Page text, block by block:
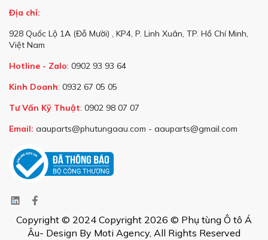
Địa chỉ:
928 Quốc Lộ 1A (Đỗ Mười) , KP4, P. Linh Xuân, TP. Hồ Chí Minh,
Việt Nam
Hotline - Zalo: 0902 93 93 64
Kinh Doanh: 0932 67 05 05
Tư Vấn Kỹ Thuật: 0902 98 07 07
Email: aauparts@phutungaau.com - aauparts@gmail.com
Copyright © 2024 Copyright 2026 © Phụ tùng Ô tô Á
Âu- Design By Moti Agency, All Rights Reserved